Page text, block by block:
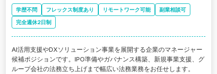
学歴不問 フレックス制度あり リモートワーク可能
副業相談可
完全週休2日制
AI活用支援やDXソリューション事業を展開する企業のマネージャー
候補ポジションです。IPO準備やガバナンス構築、新規事業支援、グ
ループ会社の法務立ち上げまで幅広い法務業務をお任せします。